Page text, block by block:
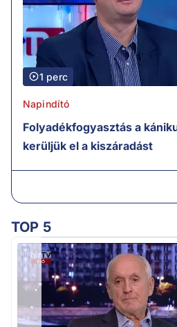
1 perc
Napindító
Folyadékfogyasztás a
kerüljük el a kiszáradást
TOP 5